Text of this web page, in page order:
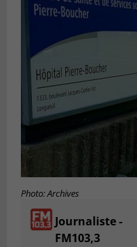
Photo: Archives
Journaliste -
FM103,3